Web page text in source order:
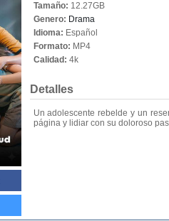
Tamaño: 12.27GB
Genero: Drama
Idioma: Español
Formato: MP4
Calidad: 4k
Detalles
Un adolescente rebelde y un
página y lidiar con su doloroso